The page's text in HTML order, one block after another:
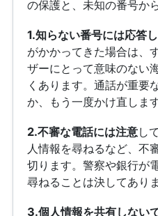
の保護と、未知の番号か
1.知らない番号には応答
がかかってきた場合は、
ザーにとって意味のない
くあります。通話が重要
か、もう一度かけ直します
2.不審な電話には注意し
人情報を尋ねるなど、不
切ります。警察や銀行が
尋ねることは決してありま
3.個人情報を共有しない